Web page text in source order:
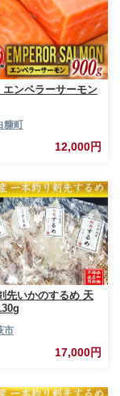
エンペラーサーモン
糠町
12,000円
先いかのするめ 天
市
17,000円